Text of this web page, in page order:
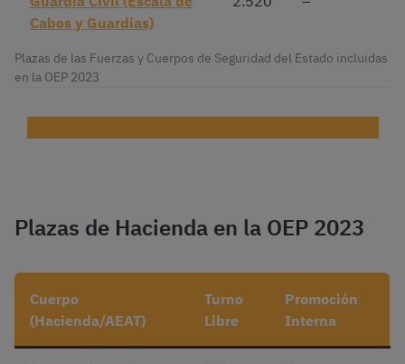
Cabos y Guardias)
Plazas de las Fuerzas y Cuerpos de Seguridad del Estado incluidas
en la OEP 2023
Plazas de Hacienda en la OEP 2023
Cuerpo
(Hacienda/AEAT)
Turno
Libre
Promoción
Interna